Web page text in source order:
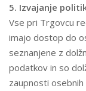
5. Izvajanje
Vse pri Trgovcu
imajo dostop do
seznanjene z
podatkov in so
zaupnosti